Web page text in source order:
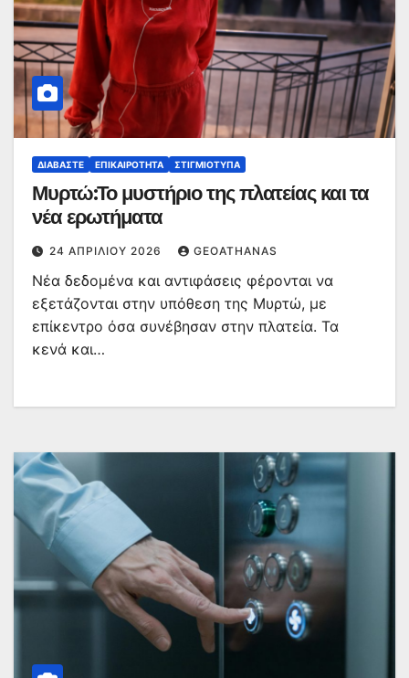
ΔΙΑΒΆΣΤΕ ΕΠΙΚΑΙΡΌΤΗΤΑ ΣΤΙΓΜΙΌΤΥΠΑ
Μυρτώ:Το μυστήριο της πλατείας και τα
νέα ερωτήματα
24 ΑΠΡΙΛΊΟΥ 2026 GEOATHANAS
Νέα δεδομένα και αντιφάσεις φέρονται να
εξετάζονται στην υπόθεση της Μυρτώ, με
επίκεντρο όσα συνέβησαν στην πλατεία. Τα
κενά και…